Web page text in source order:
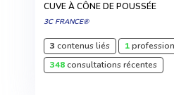
CUVE À CÔNE DE POUSSÉE
3C FRANCE®
3 contenus liés 1
348consultations récentes